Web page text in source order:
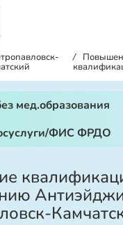
/
мед.образования
ФИС ФРДО